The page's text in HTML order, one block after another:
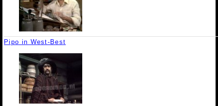
Pipo in West-Best